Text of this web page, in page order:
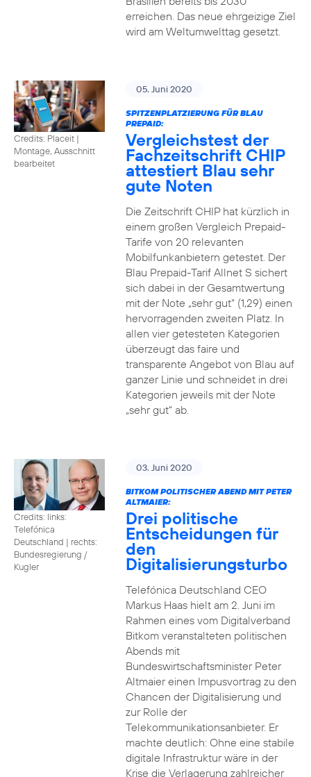
erreichen. Das neue ehrgeizige Ziel
wird am Weltumwelttag gesetzt.
Credits: Placeit |
Montage, Ausschnitt
bearbeitet
05. Juni 2020
SPITZENPLATZIERUNG FÜR BLAU
PREPAID:
Vergleichstest der
Fachzeitschrift CHIP
attestiert Blau sehr
gute Noten
Die Zeitschrift CHIP hat kürzlich in
einem großen Vergleich Prepaid-
Tarife von 20 relevanten
Mobilfunkanbietern getestet. Der
Blau Prepaid-Tarif Allnet S sichert
sich dabei in der Gesamtwertung
mit der Note „sehr gut“ (1,29) einen
hervorragenden zweiten Platz. In
allen vier getesteten Kategorien
überzeugt das faire und
transparente Angebot von Blau auf
ganzer Linie und schneidet in drei
Kategorien jeweils mit der Note
„sehr gut“ ab.
Credits: links:
Telefónica
Deutschland | rechts:
Bundesregierung /
Kugler
03. Juni 2020
BITKOM POLITISCHER ABEND MIT PETER
ALTMAIER:
Drei politische
Entscheidungen für
den
Digitalisierungsturbo
Telefónica Deutschland CEO
Markus Haas hielt am 2. Juni im
Rahmen eines vom Digitalverband
Bitkom veranstalteten politischen
Abends mit
Bundeswirtschaftsminister Peter
Altmaier einen Impusvortrag zu den
Chancen der Digitalisierung und
zur Rolle der
Telekommunikationsanbieter. Er
machte deutlich: Ohne eine stabile
digitale Infrastruktur wäre in der
Krise die Verlagerung zahlreicher